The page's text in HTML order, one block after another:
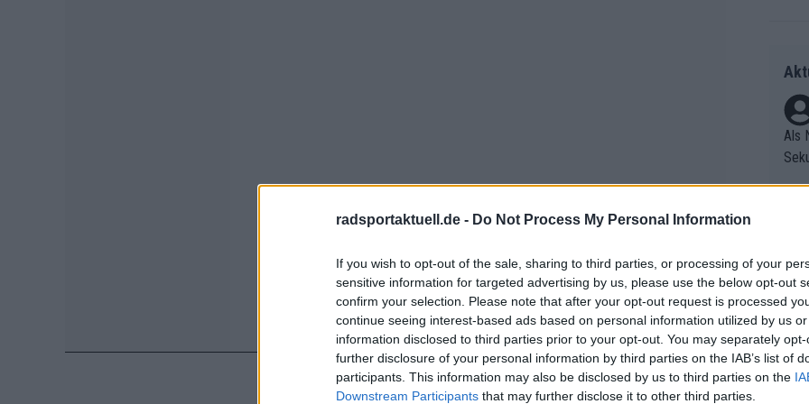
radsportaktuell.de - Do Not Process My Personal Information
If you wish to opt-out of the sale, sharing to third parties, or processing of your
sensitive information for targeted advertising by us, please use the below opt-out
confirm your selection. Please note that after your opt-out request is processed
continue seeing interest-based ads based on personal information utilized by us
information disclosed to third parties prior to your opt-out. You may separately
further disclosure of your personal information by third parties on the IAB’s list of
participants. This information may also be disclosed by us to third parties on the
Downstream Participants that may further disclose it to other third parties.
Als
er
rifft
Die
as
ür
n
ss
as
et.